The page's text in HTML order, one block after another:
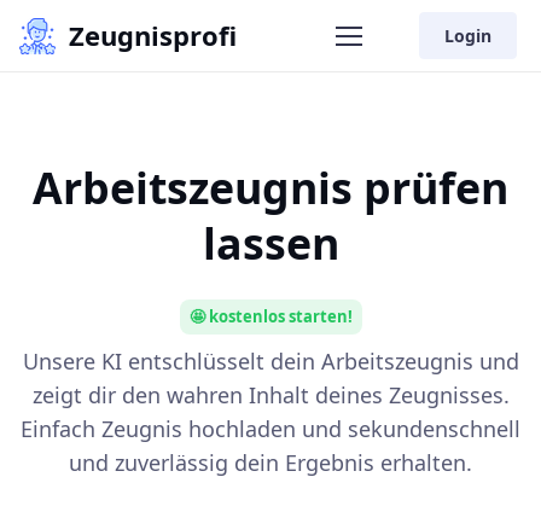
Zeugnisprofi Login
Arbeitszeugnis prüfen
lassen
🤩 kostenlos starten!
Unsere KI entschlüsselt dein Arbeitszeugnis und
zeigt dir den wahren Inhalt deines Zeugnisses.
Einfach Zeugnis hochladen und sekundenschnell
und zuverlässig dein Ergebnis erhalten.